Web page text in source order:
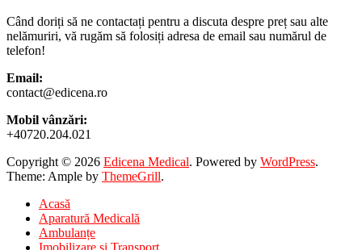
Când doriți să ne contactați pentru a discuta despre preț sau alte
nelămuriri, vă rugăm să folosiți adresa de email sau numărul de
telefon!
Email:
contact@edicena.ro
Mobil vânzări:
+40720.204.021
Copyright © 2026 Edicena Medical. Powered by WordPress.
Theme: Ample by ThemeGrill.
Acasă
Aparatură Medicală
Ambulanțe
Imobilizare și Transport